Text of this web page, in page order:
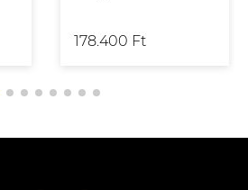
178.400 Ft